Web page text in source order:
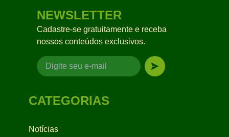
NEWSLETTER
Cadastre-se gratuitamente e receba
nossos conteúdos exclusivos.
CATEGORIAS
Notícias